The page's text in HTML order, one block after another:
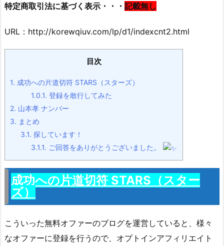
特定商取引法に基づく表示・・・ 記載無し
URL：http://korewqiuv.com/lp/d1/indexcnt2.html
目次
1. 成功への片道切符 STARS（スターズ）
1.0.1. 登録を敢行してみた
2. 山本孝 ナンバー
3. まとめ
3.1. 探しています！
3.1.1. ご回答をありがとうございました。
成功への片道切符 STARS（スター
ズ）
こういった無料オファーのブログを運営していると、様々
なオファーに登録を行うので、オプトインアフィリエイト